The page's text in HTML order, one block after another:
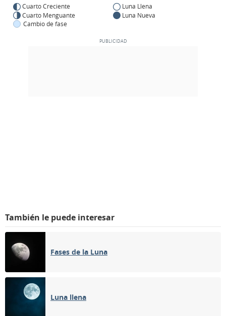
Cuarto Creciente
Luna Llena
Cuarto Menguante
Luna Nueva
Cambio de fase
También le puede interesar
Fases de la Luna
Luna llena